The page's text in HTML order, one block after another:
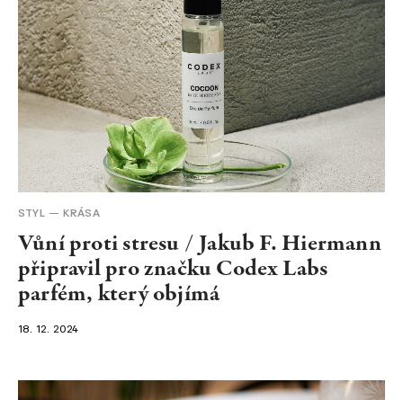
STYL KRÁSA
Vůní proti stresu / Jakub F. Hiermann
připravil pro značku Codex Labs
parfém, který objímá
18. 12. 2024